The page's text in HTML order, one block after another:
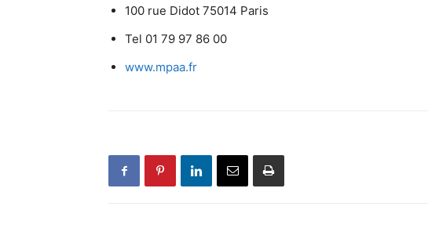
100 rue Didot 75014 Paris
Tel 01 79 97 86 00
www.mpaa.fr